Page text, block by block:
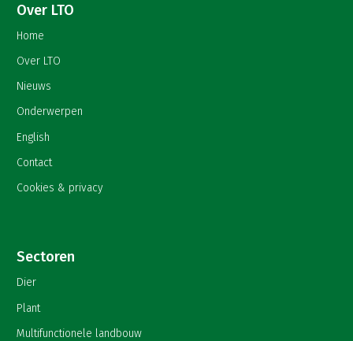
Over LTO
Home
Over LTO
Nieuws
Onderwerpen
English
Contact
Cookies & privacy
Sectoren
Dier
Plant
Multifunctionele landbouw